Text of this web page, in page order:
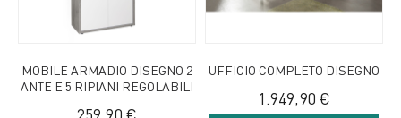
MOBILE ARMADIO DISEGNO 2
ANTE E 5 RIPIANI REGOLABILI
259,90 €
UFFICIO COMPLETO DISEGNO
1.949,90 €